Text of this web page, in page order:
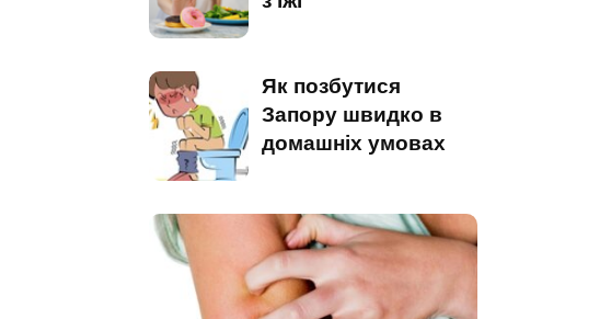
Як позбутися
Запору швидко в
домашніх умовах